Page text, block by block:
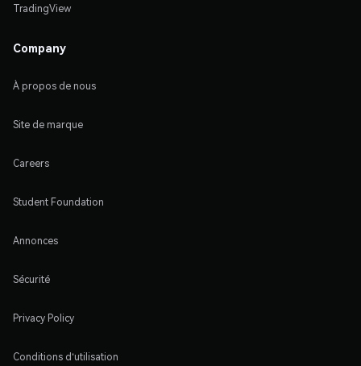
TradingView
Company
À propos de nous
Site de marque
Careers
Student Foundation
Annonces
Sécurité
Privacy Policy
Conditions d'utilisation